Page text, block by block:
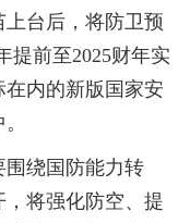
台后，将防卫预
提前至2025财年实
内的新版国家安
围绕国防能力转
将强化防空、提